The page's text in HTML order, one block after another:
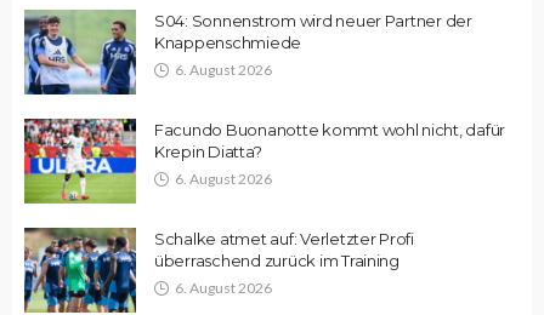
S04: Sonnenstrom wird neuer Partner der
Knappenschmiede
6. August 2026
Facundo Buonanotte kommt wohl nicht, dafür
Krepin Diatta?
6. August 2026
Schalke atmet auf: Verletzter Profi
überraschend zurück im Training
6. August 2026